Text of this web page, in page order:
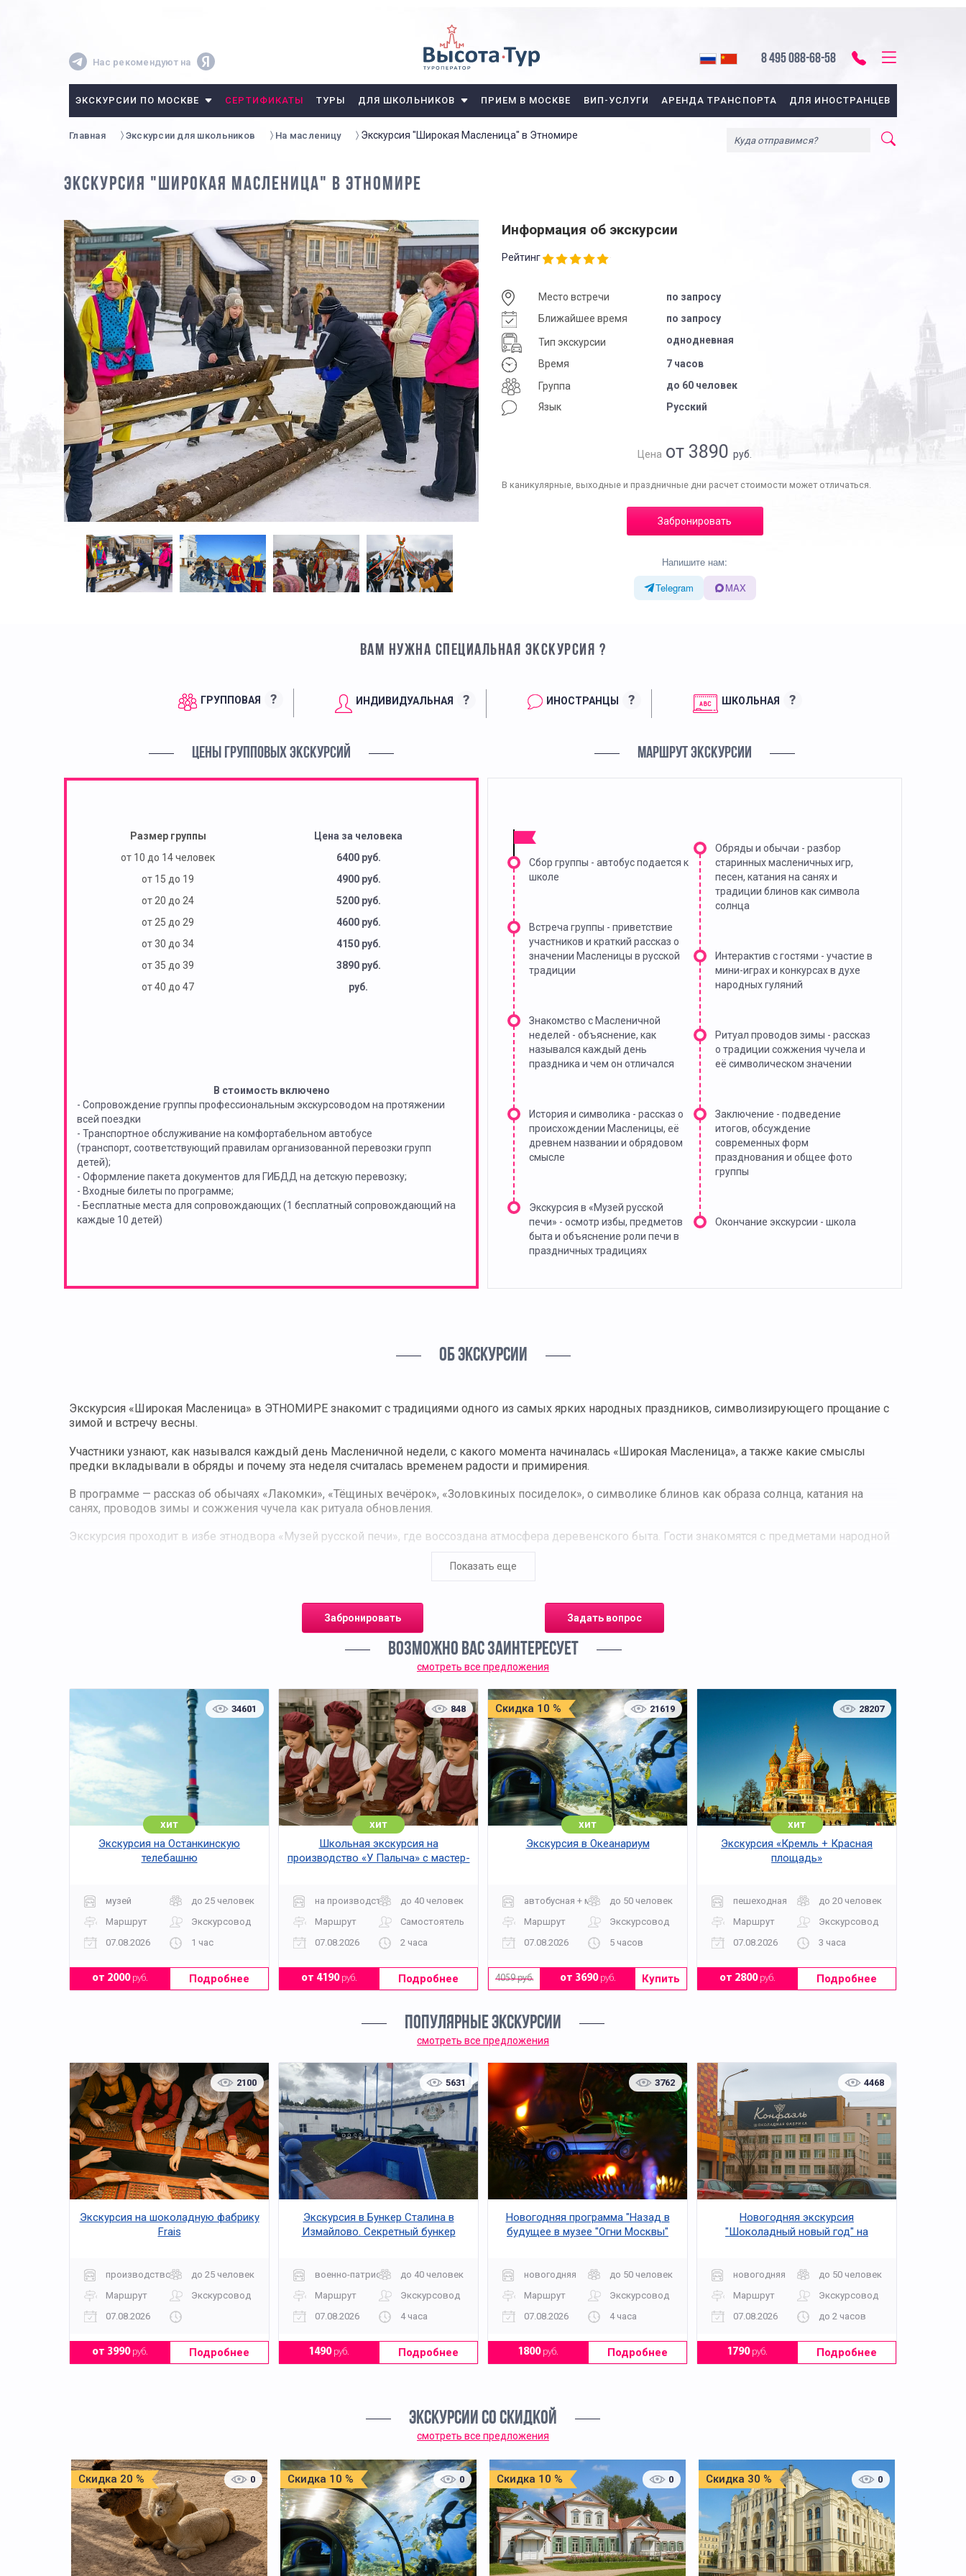
Нас рекомендуют на 8 495 088-68-58
ЭКСКУРСИИ ПО МОСКВЕ СЕРТИФИКАТЫ ТУРЫ ДЛЯ ШКОЛЬНИКОВ ПРИЕМ В МОСКВЕ ВИП-УСЛУГИ АРЕНДА ТРАНСПОРТА ДЛЯ ИНОСТРАНЦЕВ
Главная Экскурсии для школьников На масленицу Экскурсия "Широкая Масленица" в Этномире
ЭКСКУРСИЯ "ШИРОКАЯ МАСЛЕНИЦА" В ЭТНОМИРЕ
Информация об экскурсии
Рейтинг
Место встречи
по запросу
Ближайшее время
по запросу
Тип экскурсии однодневная
Время
7 часов
Группа
до 60 человек
Язык
Русский
Цена от 3890 руб.
В каникулярные, выходные и праздничные дни расчет стоимости может отличаться.
Забронировать
Напишите нам:
Telegram
MAX
ВАМ НУЖНА СПЕЦИАЛЬНАЯ ЭКСКУРСИЯ ?
ГРУППОВАЯ ? ИНДИВИДУАЛЬНАЯ ? ИНОСТРАНЦЫ ? ШКОЛЬНАЯ ?
ЦЕНЫ ГРУППОВЫХ ЭКСКУРСИЙ
Размер группы
Цена за человека
от 10 до 14 человек
6400 руб.
от 15 до 19
4900 руб.
от 20 до 24
5200 руб.
от 25 до 29
4600 руб.
от 30 до 34
4150 руб.
от 35 до 39
3890 руб.
от 40 до 47
руб.
В стоимость включено
- Сопровождение группы профессиональным экскурсоводом на протяжении
всей поездки
- Транспортное обслуживание на комфортабельном автобусе
(транспорт, соответствующий правилам организованной перевозки групп
детей);
- Оформление пакета документов для ГИБДД на детскую перевозку;
- Входные билеты по программе;
- Бесплатные места для сопровождающих (1 бесплатный сопровождающий на
каждые 10 детей)
МАРШРУТ ЭКСКУРСИИ
Сбор группы - автобус подается к
школе
Встреча группы - приветствие
участников и краткий рассказ о
значении Масленицы в русской
традиции
Знакомство с Масленичной
неделей - объяснение, как
назывался каждый день
праздника и чем он отличался
История и символика - рассказ о
происхождении Масленицы, её
древнем названии и обрядовом
смысле
Экскурсия в «Музей русской
печи» - осмотр избы, предметов
быта и объяснение роли печи в
праздничных традициях
Обряды и обычаи - разбор
старинных масленичных игр,
песен, катания на санях и
традиции блинов как символа
солнца
Интерактив с гостями - участие в
мини-играх и конкурсах в духе
народных гуляний
Ритуал проводов зимы - рассказ
о традиции сожжения чучела и
её символическом значении
Заключение - подведение
итогов, обсуждение
современных форм
празднования и общее фото
группы
Окончание экскурсии - школа
ОБ ЭКСКУРСИИ
Экскурсия «Широкая Масленица» в ЭТНОМИРЕ знакомит с традициями одного из самых ярких народных праздников, символизирующего прощание с
зимой и встречу весны.
Участники узнают, как назывался каждый день Масленичной недели, с какого момента начиналась «Широкая Масленица», а также какие смыслы
предки вкладывали в обряды и почему эта неделя считалась временем радости и примирения.
В программе — рассказ об обычаях «Лакомки», «Тёщиных вечёрок», «Золовкиных посиделок», о символике блинов как образа солнца, катания на
санях, проводов зимы и сожжения чучела как ритуала обновления.
Экскурсия проходит в избе этнодвора «Музей русской печи», где воссоздана атмосфера деревенского быта. Гости знакомятся с предметами народной
Показать еще
Забронировать Задать вопрос
ВОЗМОЖНО ВАС ЗАИНТЕРЕСУЕТ
смотреть все предложения
34601
хит
Экскурсия на Останкинскую
телебашню
музей
до 25 человек
Маршрут
Экскурсовод
07.08.2026
1 час
от 2000руб. Подробнее
848
хит
Школьная экскурсия на
производство «У Палыча» с мастер-
на производство
до 40 человек
Маршрут
Самостоятельно
07.08.2026
2 часа
от 4190руб. Подробнее
Скидка 10 % 21619
хит
Экскурсия в Океанариум
автобусная + музей до 50 человек
Маршрут
Экскурсовод
07.08.2026
5 часов
4059 руб. от 3690руб. Купить
28207
хит
Экскурсия «Кремль + Красная
площадь»
пешеходная
до 20 человек
Маршрут
Экскурсовод
07.08.2026
3 часа
от 2800руб. Подробнее
ПОПУЛЯРНЫЕ ЭКСКУРСИИ
смотреть все предложения
2100
Экскурсия на шоколадную фабрику
Frais
производство
до 25 человек
Маршрут
Экскурсовод
07.08.2026
от 3990руб. Подробнее
5631
Экскурсия в Бункер Сталина в
Измайлово. Секретный бункер
военно-патриотическаядо 40 человек
Маршрут
Экскурсовод
07.08.2026
4 часа
1490руб. Подробнее
3762
Новогодняя программа "Назад в
будущее в музее "Огни Москвы"
новогодняя
до 50 человек
Маршрут
Экскурсовод
07.08.2026
4 часа
1800руб. Подробнее
4468
Новогодняя экскурсия
"Шоколадный новый год" на
новогодняя
до 50 человек
Маршрут
Экскурсовод
07.08.2026
до 2 часов
1790руб. Подробнее
ЭКСКУРСИИ СО СКИДКОЙ
смотреть все предложения
Скидка 20 % 0 Скидка 10 % 0 Скидка 10 % 0 Скидка 30 % 0